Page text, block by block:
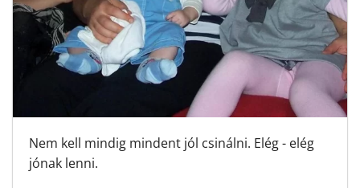
Nem kell mindig mindent jól csinálni. Elég - elég
jónak lenni.